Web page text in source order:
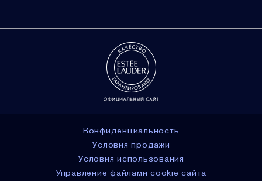
Конфиденциальность
Условия продажи
Условия использования
Управление файлами cookie сайта